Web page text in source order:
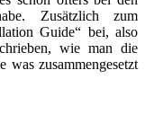
Zusätzlich zum
Guide“ bei, also
wie man die
zusammengesetzt